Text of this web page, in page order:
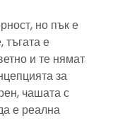
но пък е
тъгата е
и те нямат
за
чашата с
е реална